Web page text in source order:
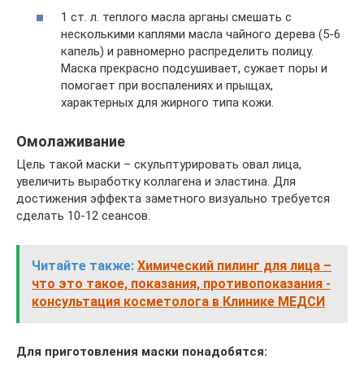
1 ст. л. теплого масла арганы смешать с
несколькими каплями масла чайного дерева (5-6
капель) и равномерно распределить полицу.
Маска прекрасно подсушивает, сужает поры и
помогает при воспалениях и прыщах,
характерных для жирного типа кожи.
Омолаживание
Цель такой маски – скульптурировать овал лица,
увеличить выработку коллагена и эластина. Для
достижения эффекта заметного визуально требуется
сделать 10-12 сеансов.
Читайте также: Химический пилинг для лица –
что это такое, показания, противопоказания -
консультация косметолога в Клинике МЕДСИ
Для приготовления маски понадобятся: